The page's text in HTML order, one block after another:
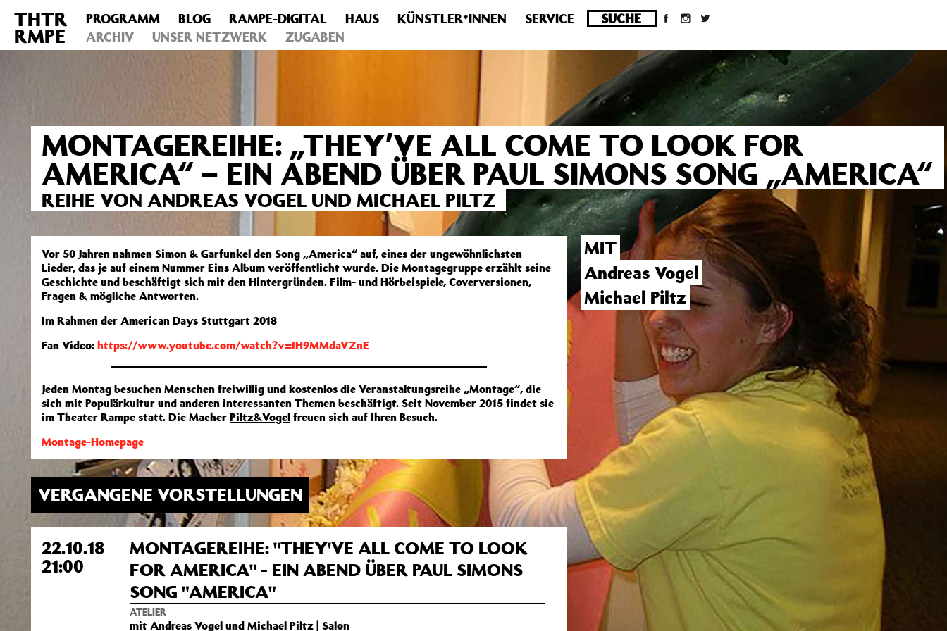
Deprecated : Die Funktion post_permalink ist seit Version 4.4.0 veraltet! Verwende stattdessen get_permalink(). in
/homepages/10/d43051023/htdocs/wordpress/wp-
includes/functions.phpon line6031
THTR
RMPE
PROGRAMM BLOG RAMPE-DIGITAL HAUS KÜNSTLER*INNEN
SERVICE
ARCHIV
UNSER NETZWERK ZUGABEN
MONTAGEREIHE: „THEY’VE ALL COME TO LOOK FOR
AMERICA“ – EIN ABEND ÜBER PAUL SIMONS SONG „AMERICA“
REIHE VON ANDREAS VOGEL UND MICHAEL PILTZ
Vor 50 Jahren nahmen Simon & Garfunkel den Song „America“ auf, eines der ungewöhnlichsten
Lieder, das je auf einem Nummer Eins Album veröffentlicht wurde. Die Montagegruppe erzählt seine
Geschichte und beschäftigt sich mit den Hintergründen. Film- und Hörbeispiele, Coverversionen,
Fragen & mögliche Antworten.
Im Rahmen der American Days Stuttgart 2018
Fan Video: https://www.youtube.com/watch?v=IH9MMdaVZnE
Jeden Montag besuchen Menschen freiwillig und kostenlos die Veranstaltungsreihe „Montage“, die
sich mit Populärkultur und anderen interessanten Themen beschäftigt. Seit November 2015 findet sie
im Theater Rampe statt. Die Macher Piltz&Vogel freuen sich auf Ihren Besuch.
Montage-Homepage
VERGANGENE VORSTELLUNGEN
22.10.18
21:00
MONTAGEREIHE: "THEY'VE ALL COME TO LOOK
FOR AMERICA" - EIN ABEND ÜBER PAUL SIMONS
SONG "AMERICA"
ATELIER
mit Andreas Vogel und Michael Piltz | Salon
MIT
Andreas Vogel
Michael Piltz